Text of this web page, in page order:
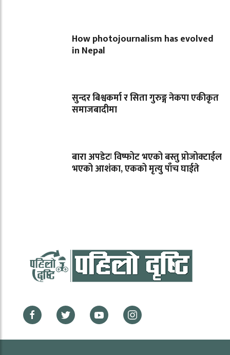
How photojournalism has evolved
in Nepal
सुन्दर बिश्वकर्मा र सिता गुरुङ्ग नेकपा एकीकृत
समाजबादीमा
बारा अपडेटः विष्फोट भएको बस्तु प्रोजोक्टाईल
भएको आशंका, एकको मृत्यु पाँच घाईते